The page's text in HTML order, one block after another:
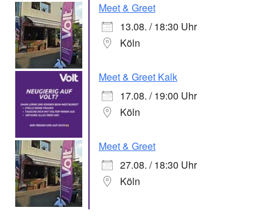
Meet & Greet
13.08. / 18:30 Uhr
Köln
Meet & Greet Kalk
17.08. / 19:00 Uhr
Köln
Meet & Greet
27.08. / 18:30 Uhr
Köln